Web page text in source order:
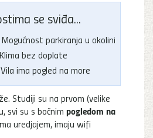
se sviđa...
Mogućnost parkiranja u okolini
Klima bez doplate
Vila ima pogled na more
Studiji su na prvom (velike
svi su s bočnim pogledom na
uredjajem, imaju wifi